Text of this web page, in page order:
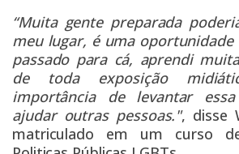
“Muita gente preparada
meu lugar, é uma oportunidade
passado para cá, aprendi
de toda exposição
importância de levantar
ajudar outras pessoas.", disse
matriculado em um curso